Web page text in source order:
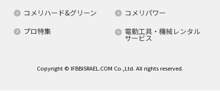
コメリハード&グリーン
コメリパワー
プロ特集
電動工具・機械レンタル
サービス
Copyright © IFBBISRAEL.COM Co.,Ltd. All rights reserved.